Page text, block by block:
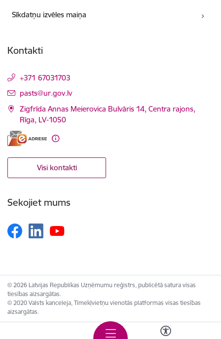
Sīkdatņu izvēles maiņa
Kontakti
+371 67031703
E-pasts:
pasts@ur.gov.lv
Zigfrīda Annas Meierovica Bulvāris 14, Centra rajons,
Rīga, LV-1050
Visi kontakti
Sekojiet mums
© 2026 Latvijas Republikas Uzņēmumu reģistrs, publicētā satura visas
tiesības aizsargātas.
© 2020 Valsts kanceleja, Tīmekļvietņu vienotās platformas visas tiesības
aizsargātas.